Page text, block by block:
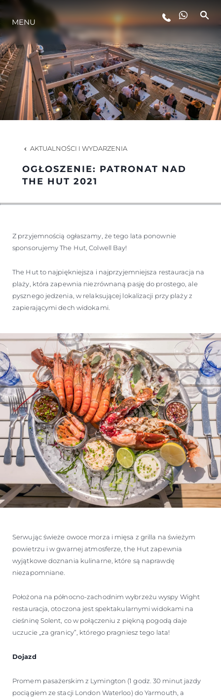
STYL ŻYCIA
INNOWACJA
PRZEDSIĘBIORSTWO
ZESPÓŁ
TRADYCJA
MENU
AKTUALNOŚCI I WYDARZENIA
OGŁOSZENIE: PATRONAT NAD
THE HUT 2021
Z przyjemnością ogłaszamy, że tego lata ponownie
sponsorujemy The Hut, Colwell Bay!
The Hut to najpiękniejsza i najprzyjemniejsza restauracja na
plaży, która zapewnia niezrównaną pasję do prostego, ale
pysznego jedzenia, w relaksującej lokalizacji przy plaży z
zapierającymi dech widokami.
Serwując świeże owoce morza i mięsa z grilla na świeżym
powietrzu i w gwarnej atmosferze, the Hut zapewnia
wyjątkowe doznania kulinarne, które są naprawdę
niezapomniane.
Położona na północno-zachodnim wybrzeżu wyspy Wight
restauracja, otoczona jest spektakularnymi widokami na
cieśninę Solent, co w połączeniu z piękną pogodą daje
uczucie „za granicy”, którego pragniesz tego lata!
Dojazd
Promem pasażerskim z Lymington (1 godz. 30 minut jazdy
pociągiem ze stacji London Waterloo) do Yarmouth, a